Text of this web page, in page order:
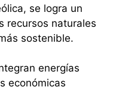
se logra un
recursos naturales
sostenible.
energías
económicas